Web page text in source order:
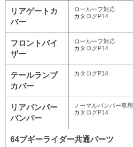
リアゲートカ
バー
ロールーフ対応
カタログP14
フロントバイ
ザー
ロールーフ対応
カタログP14
テールランプ
カバー
カタログP14
リアバンパー
バンパー
ノーマルバンパー専用
カタログP14
64ブギーライダー共通パーツ